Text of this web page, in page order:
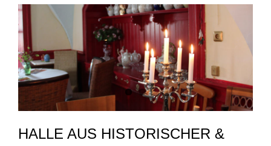
- Firmengruppen
- Kinder und Jugendliche
Führungen & Rundgänge
- Erlebnisführungen & Touren
HALLE AUS HISTORISCHER &